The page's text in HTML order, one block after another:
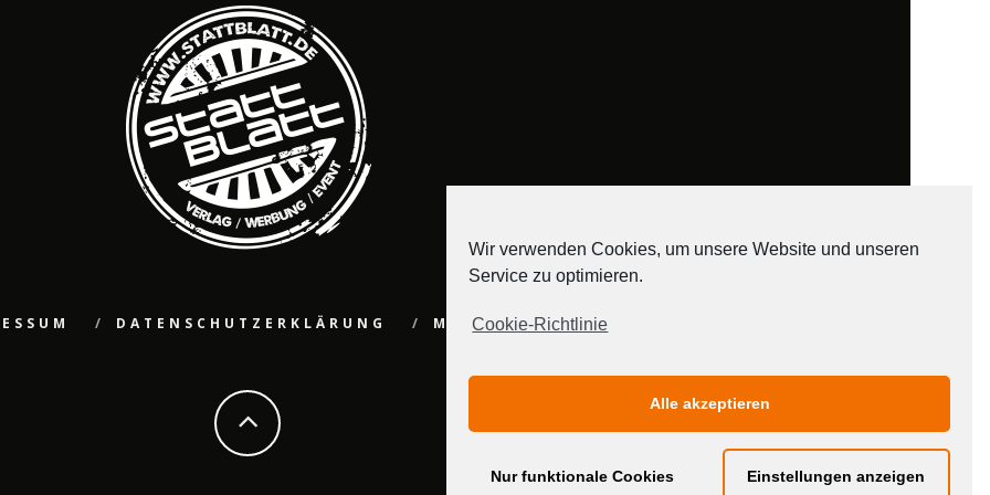
DATENSCHUTZERKLÄRUNG MEDIADATEN
Wir verwenden Cookies, um unsere Website und unseren
Service zu optimieren.
Cookie-Richtlinie
Alle akzeptieren
Nur funktionale Cookies Einstellungen anzeigen